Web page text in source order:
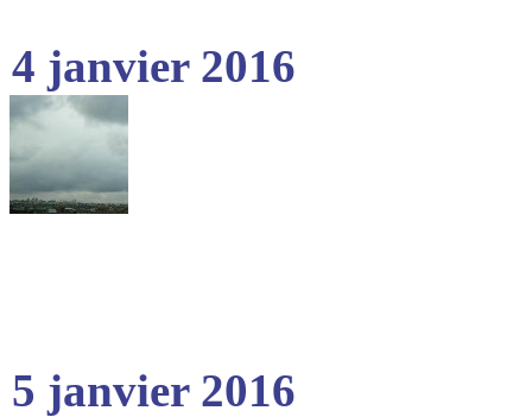
4 janvier 2016
5 janvier 2016